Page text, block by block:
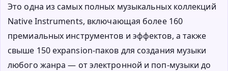
Это одна из самых полных музыкальных коллекций
Native Instruments, включающая более 160
премиальных инструментов и эффектов, а также
свыше 150 expansion-паков для создания музыки
любого жанра — от электронной и поп-музыки до